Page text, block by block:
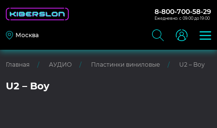
8-800-700-58-29
Ежедневно: с 09:00 до 19:00
Москва
Главная АУДИО Пластинки виниловые U2 – Boy
U2 – Boy